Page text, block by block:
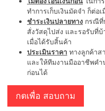
ทำการเก็บเงินมัดจำ ก็ต่อ
ชำระเงินปลายทาง กรณีที่
สั่งวัสดุไปส่ง และรอรับที่
เมื่อได้รับสิ้นค้า
ประเมินราคา ทางลูกค้าส
และให้ทีมงานมืออาชีพคำ
ก่อนได้
กดเพื่อ สอบถาม